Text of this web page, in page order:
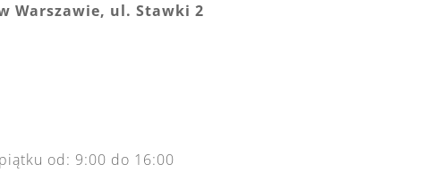
Warszawie, ul. Stawki 2
od: 9:00 do 16:00